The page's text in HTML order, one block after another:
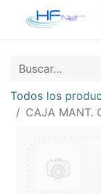
Todos los
CAJA MANT.